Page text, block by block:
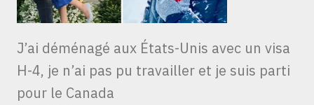
J’ai déménagé aux États-Unis avec un visa
H-4, je n’ai pas pu travailler et je suis parti
pour le Canada